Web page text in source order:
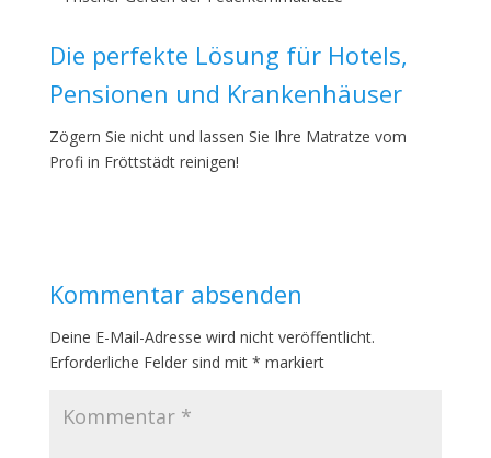
Die perfekte Lösung für Hotels,
Pensionen und Krankenhäuser
Zögern Sie nicht und lassen Sie Ihre Matratze vom
Profi in Fröttstädt reinigen!
Kommentar absenden
Deine E-Mail-Adresse wird nicht veröffentlicht.
Erforderliche Felder sind mit * markiert